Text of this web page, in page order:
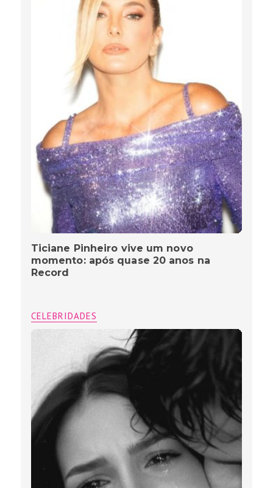
Ticiane Pinheiro vive um novo
momento: após quase 20 anos na
Record
CELEBRIDADES